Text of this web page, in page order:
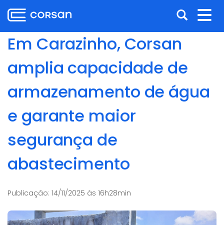
para
o
conteúdo
para
menu
para
busca
para
o
conteúdo
Abrir
a
busca
Em Carazinho, Corsan
amplia capacidade de
armazenamento de água
e garante maior
segurança de
abastecimento
Publicação: 14/11/2025 às 16h28min